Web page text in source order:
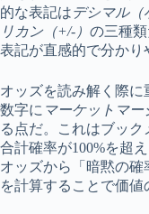
的な表記はデシマル（
リカン（+/-） の三種
表記が直感的で分かり
オッズを読み解く際
数字に マーケットマー
る点だ。これはブッ
合計確率が100%を超
オッズから「暗黙の確
を計算することで価値